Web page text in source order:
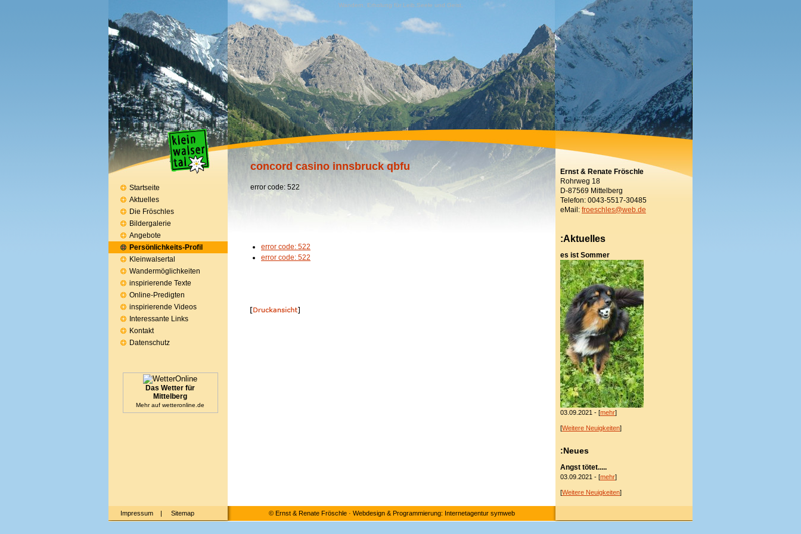
Wandern, Erholung für Leib,Seele und Geist,
concord casino innsbruck qbfu
error code: 522
error code: 522
error code: 522
Startseite
Aktuelles
Die Fröschles
Bildergalerie
Angebote
Persönlichkeits-Profil
Kleinwalsertal
Wandermöglichkeiten
inspirierende Texte
Online-Predigten
inspirierende Videos
Interessante Links
Kontakt
Datenschutz
Das Wetter für
Mittelberg
Mehr auf wetteronline.de
Ernst & Renate Fröschle
Rohrweg 18
D-87569 Mittelberg
Telefon: 0043-5517-30485
eMail: froeschles@web.de
:Aktuelles
es ist Sommer
03.09.2021 - [mehr]
[Weitere Neuigkeiten]
:Neues
Angst tötet.....
03.09.2021 - [mehr]
[Weitere Neuigkeiten]
Impressum | Sitemap © Ernst & Renate Fröschle· Webdesign & Programmierung: Internetagentur symweb